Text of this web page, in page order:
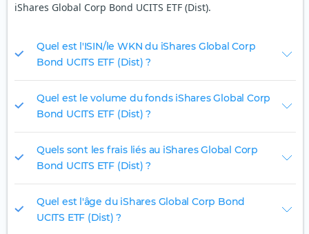
iShares Global Corp Bond UCITS ETF (Dist).
Quel est l'ISIN/le WKN du iShares Global Corp
Bond UCITS ETF (Dist) ?
Quel est le volume du fonds iShares Global Corp
Bond UCITS ETF (Dist) ?
Quels sont les frais liés au iShares Global Corp
Bond UCITS ETF (Dist) ?
Quel est l'âge du iShares Global Corp Bond
UCITS ETF (Dist) ?